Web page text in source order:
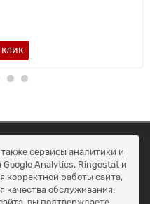
клик
сервисы аналитики и
Analytics, Ringostat и
корректной работы сайта,
качества обслуживания.